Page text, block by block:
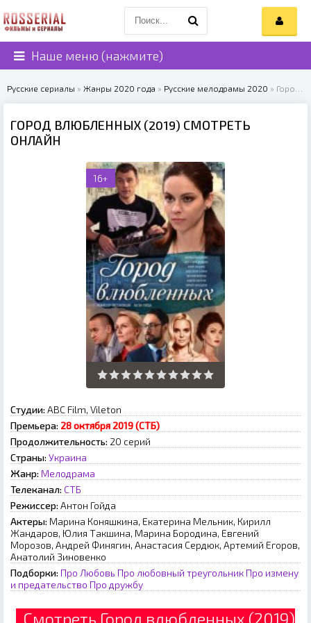
Наше меню (нажмите)
Русские сериалы » Жанры 2020 года » Русские мелодрамы 2020 » Город влюбленных (2019)
ГОРОД ВЛЮБЛЕННЫХ (2019) СМОТРЕТЬ
ОНЛАЙН
16+
Студии: ABC Film, Vileton
Премьера: 28 октября 2019 (СТБ)
Продолжительность: 20 серий
Страны: Украина
Жанр: Мелодрама
Телеканал: СТБ
Режиссер: Антон Гойда
Актеры: Марина Коняшкина, Екатерина Мельник, Кирилл
Жандаров, Юлия Такшина, Марина Бородина, Евгений
Морозов, Андрей Финягин, Анастасия Сердюк, Артемий Егоров,
Анатолий Зиновенко
Подборки: Про Любовь Про любовный треугольник Про измену
и предательство Про дружбу
Смотреть Город влюбленных (2019)